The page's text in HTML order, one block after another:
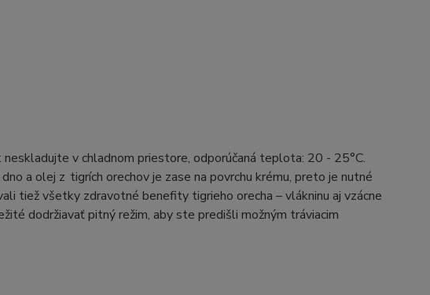
v chladnom priestore, odporúčaná teplota: 20 - 25°C.
a olej z tigrích orechov je zase na povrchu krému, preto je nutné
tiež všetky zdravotné benefity tigrieho orecha – vlákninu aj vzácne
dodržiavať pitný režim, aby ste predišli možným tráviacim